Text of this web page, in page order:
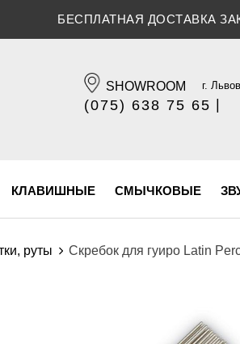
СКИДКА 5% ПРИ ОПЛАТЕ
SHOWROOM г.
(075) 638 75 65
КЛАВИШНЫЕ СМЫЧКОВЫЕ
руты Скребок для гуиро Latin